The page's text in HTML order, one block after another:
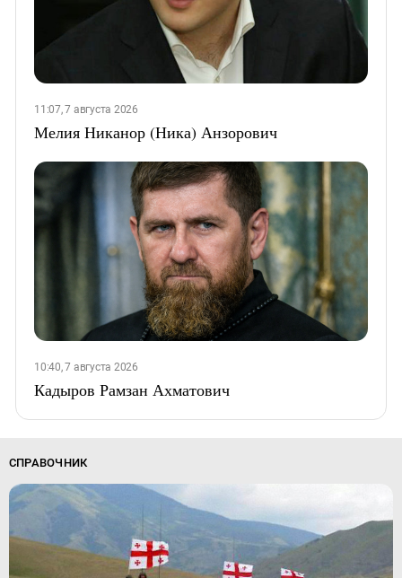
11:07, 7 августа 2026
Мелия Никанор (Ника) Анзорович
10:40, 7 августа 2026
Кадыров Рамзан Ахматович
СПРАВОЧНИК